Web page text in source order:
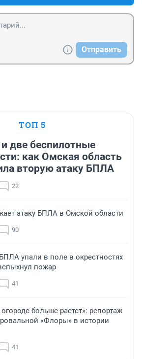
Отправить
ТОП 5
две беспилотные
как Омская область
вторую атаку БПЛА
22
атаку БПЛА в Омской области
90
упали в поле в окрестностях
пожар
41
больше растет»: репортаж
«Флоры» в истории
41